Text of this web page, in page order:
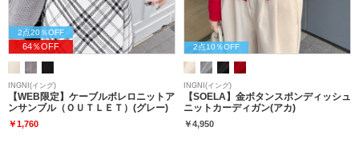
2点20％OFF
64％OFF
INGNI(イング)
【WEB限定】ケーブルボレロニットア
ンサンブル（ＯＵＴＬＥＴ）(グレー)
￥1,760
2点10％OFF
INGNI(イング)
【SOELA】金ボタンスポンディッシュ
ニットカーディガン(アカ)
￥4,950